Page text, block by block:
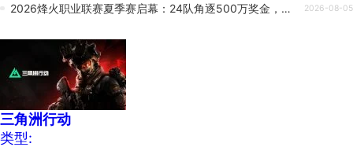
2026烽火职业联赛夏季赛启幕：24队角逐500万奖金，赛制全面升级！ 2026-08-05
三角洲行动
类型: